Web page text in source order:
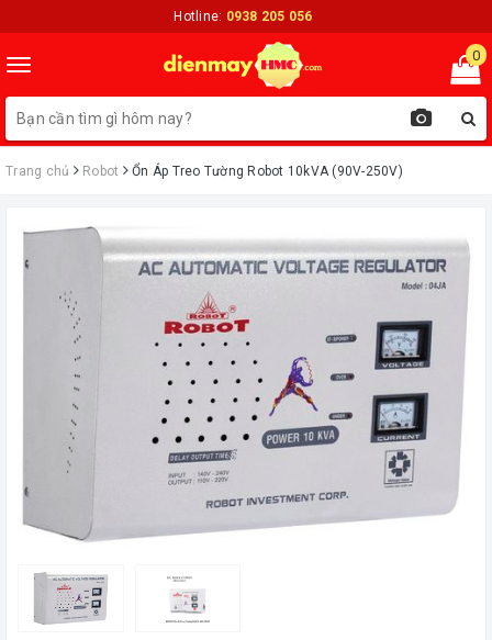
Hotline: 0938 205 056
Toggle
navigation
0
Trang chủ Robot Ổn Áp Treo Tường Robot 10kVA (90V-250V)